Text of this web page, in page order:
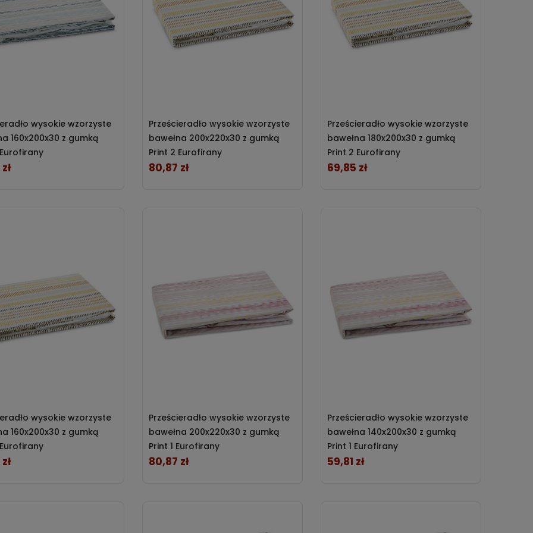
wysokie wzorzyste
160x200x30 z gumką
Prześcieradło wysokie wzorzyste
bawełna 200x220x30 z gumką
Print 2 Eurofirany
Cena
80,87 zł
Prześcieradło wysokie wzorzyste
bawełna 180x200x30 z gumką
Print 2 Eurofirany
Cena
69,85 zł
wysokie wzorzyste
160x200x30 z gumką
Prześcieradło wysokie wzorzyste
bawełna 200x220x30 z gumką
Print 1 Eurofirany
Cena
80,87 zł
Prześcieradło wysokie wzorzyste
bawełna 140x200x30 z gumką
Print 1 Eurofirany
Cena
59,81 zł